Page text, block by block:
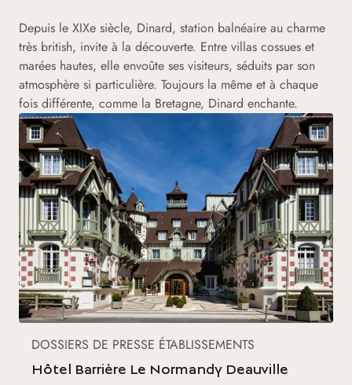
Depuis le XIXe siècle, Dinard, station balnéaire au charme
très british, invite à la découverte. Entre villas cossues et
marées hautes, elle envoûte ses visiteurs, séduits par son
atmosphère si particulière. Toujours la même et à chaque
fois différente, comme la Bretagne, Dinard enchante.
DOSSIERS DE PRESSE ÉTABLISSEMENTS
Hôtel Barrière Le Normandy Deauville